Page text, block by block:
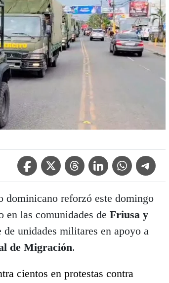
Facebook IconTwitter IconThreads IconLinkedin IconWhatsApp Icon
Telegram
dominicano reforzó este domingo
las comunidades de Friusa y
de unidades militares en apoyo a
de Migración.
cientos en protestas contra